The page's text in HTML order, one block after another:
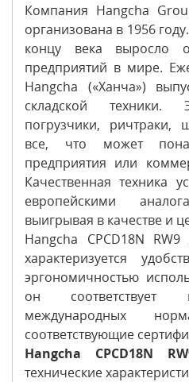
Компания Hangcha
организована в 1956
концу века выросло
предприятий в мире.
Hangcha («Ханча»)
складской техники.
погрузчики, ричтраки,
все, что может
предприятия или
Качественная техника
европейскими
выигрывая в качестве и
Hangcha CPCD18N
характеризуется
эргономичностью
он соответствует
международных
соответствующие
Hangcha CPCD18N
технические